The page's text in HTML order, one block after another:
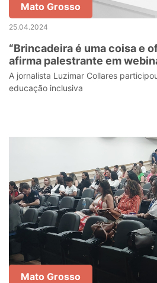
Mato Grosso
25.04.2024
“Brincadeira é uma coisa e
afirma palestrante em
enfrentamento ao bullying
A jornalista Luzimar Collares
educação inclusiva
Mato Grosso